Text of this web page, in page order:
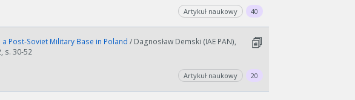
Artykuł naukowy 40
Post-Soviet Military Base in Poland / Dagnosław Demski (IAE PAN),
s. 30-52
Artykuł naukowy 20